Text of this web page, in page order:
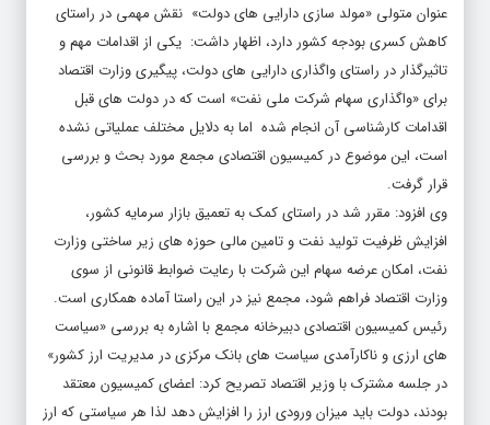
عنوان متولی «مولد سازی دارایی های دولت» نقش مهمی در راستای
کاهش کسری بودجه کشور دارد، اظهار داشت: یکی از اقدامات مهم و
تاثیرگذار در راستای واگذاری دارایی های دولت، پیگیری وزارت اقتصاد
برای «واگذاری سهام شرکت ملی نفت» است که در دولت های قبل
اقدامات کارشناسی آن انجام شده اما به دلایل مختلف عملیاتی نشده
است، این موضوع در کمیسیون اقتصادی مجمع مورد بحث و بررسی
قرار گرفت.
وی افزود: مقرر شد در راستای کمک به تعمیق بازار سرمایه کشور،
افزایش ظرفیت تولید نفت و تامین مالی حوزه های زیر ساختی وزارت
نفت، امکان عرضه سهام این شرکت با رعایت ضوابط قانونی از سوی
وزارت اقتصاد فراهم شود، مجمع نیز در این راستا آماده همکاری است.
رئیس کمیسیون اقتصادی دبیرخانه مجمع با اشاره به بررسی «سیاست
های ارزی و ناکارآمدی سیاست های بانک مرکزی در مدیریت ارز کشور»
در جلسه مشترک با وزیر اقتصاد تصریح کرد: اعضای کمیسیون معتقد
بودند، دولت باید میزان ورودی ارز را افزایش دهد لذا هر سیاستی که ارز